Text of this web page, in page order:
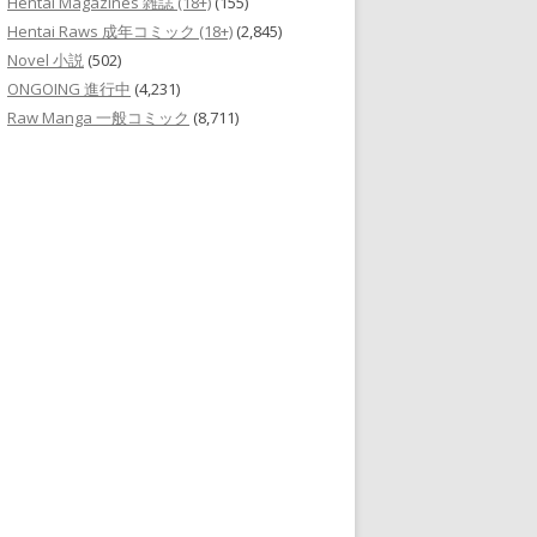
Hentai Raws 成年コミック (18+) (2,845)
Novel 小説 (502)
ONGOING 進行中 (4,231)
Raw Manga 一般コミック (8,711)